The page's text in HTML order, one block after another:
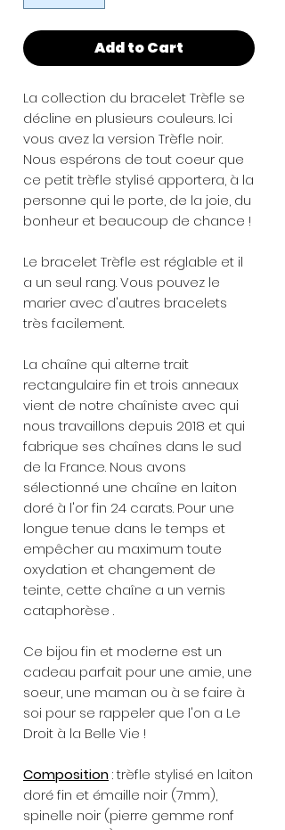
Add to Cart
La collection du bracelet Trèfle se
décline en plusieurs couleurs. Ici
vous avez la version Trèfle noir.
Nous espérons de tout coeur que
ce petit trèfle stylisé apportera, à la
personne qui le porte, de la joie, du
bonheur et beaucoup de chance !
Le bracelet Trèfle est réglable et il
a un seul rang. Vous pouvez le
marier avec d'autres bracelets
très facilement.
La chaîne qui alterne trait
rectangulaire fin et trois anneaux
vient de notre chaîniste avec qui
nous travaillons depuis 2018 et qui
fabrique ses chaînes dans le sud
de la France. Nous avons
sélectionné une chaîne en laiton
doré à l'or fin 24 carats. Pour une
longue tenue dans le temps et
empêcher au maximum toute
oxydation et changement de
teinte, cette chaîne a un vernis
cataphorèse .
Ce bijou fin et moderne est un
cadeau parfait pour une amie, une
soeur, une maman ou à se faire à
soi pour se rappeler que l'on a Le
Droit à la Belle Vie !
Composition: trèfle stylisé en laiton
doré fin et émaille noir (7mm),
spinelle noir (pierre gemme ronf